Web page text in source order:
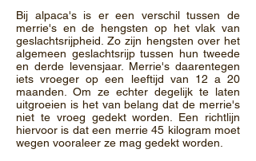
Bij alpaca's is er een verschil tussen de
merrie's en de hengsten op het vlak van
geslachtsrijpheid. Zo zijn hengsten over het
algemeen geslachtsrijp tussen hun tweede
en derde levensjaar. Merrie's daarentegen
iets vroeger op een leeftijd van 12 a 20
maanden. Om ze echter degelijk te laten
uitgroeien is het van belang dat de merrie's
niet te vroeg gedekt worden. Een richtlijn
hiervoor is dat een merrie 45 kilogram moet
wegen vooraleer ze mag gedekt worden.